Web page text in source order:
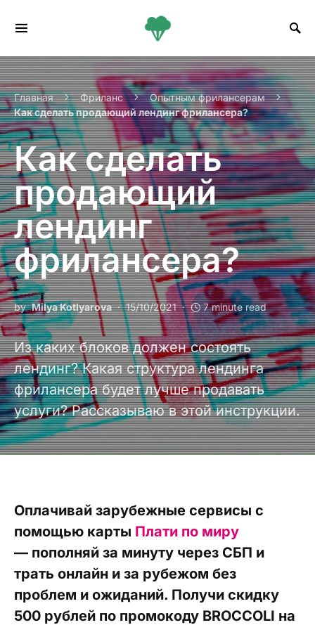
Главная Фриланс
Опытным фрилансерам
Как сделать продающий лендинг фрилансера?
Как сделать
продающий
лендинг
фрилансера?
by Milya Kotlyarova 15/10/2021 7 minute read
Из каких блоков должен состоять
лендинг? Какая структура лендинга
фрилансера будет лучше продавать
услуги? Рассказываю в этой инструкции.
Оплачивай зарубежные сервисы с
помощью карты Плати по миру
— пополняй за минуту через СБП и
трать онлайн и за рубежом без
проблем и ожиданий. Получи скидку
500 рублей по промокоду BROCCOLI на